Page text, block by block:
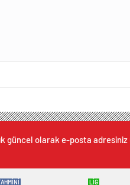
güncel olarak e-posta
LİG